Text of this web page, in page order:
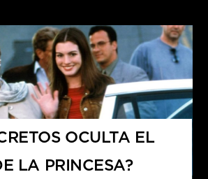
OCULTA EL
LA PRINCESA?